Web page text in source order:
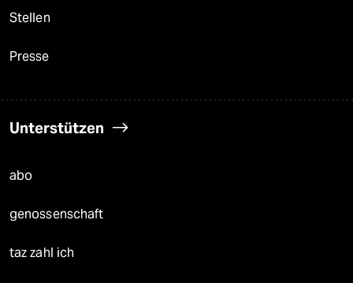
Stellen
Presse
Unterstützen
abo
genossenschaft
taz zahl ich